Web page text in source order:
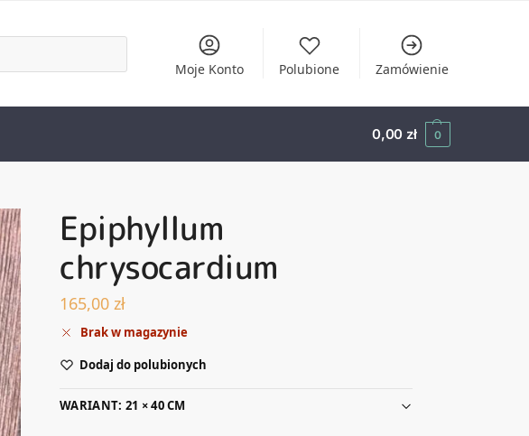
Moje Konto Polubione Zamówienie
0,00 zł 0
Epiphyllum
chrysocardium
165,00 zł
Brak w magazynie
Dodaj do polubionych
WARIANT: 21 × 40 CM